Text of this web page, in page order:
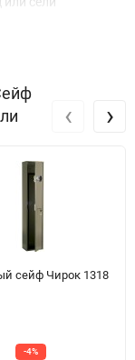
сейф Чирок 1318
-4%
‹ ›